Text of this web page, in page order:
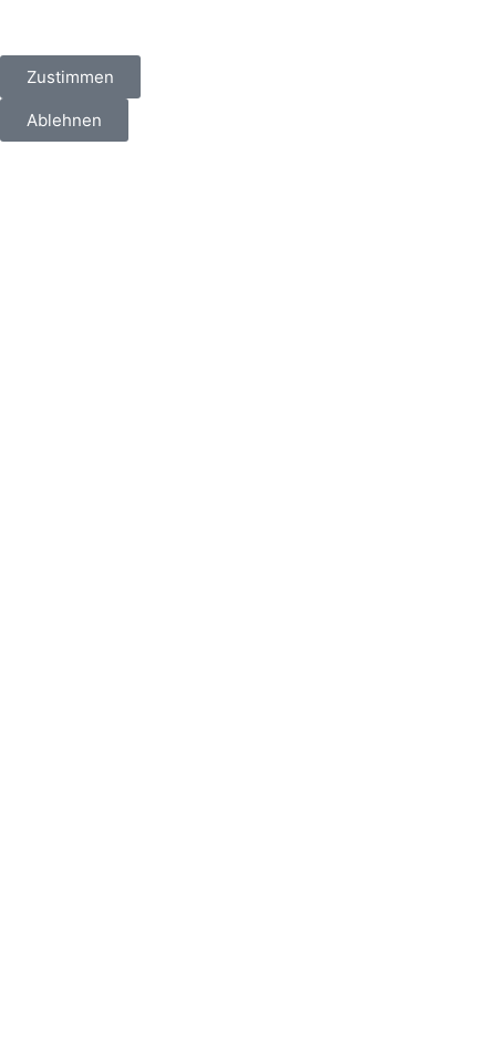
Zustimmen
Ablehnen